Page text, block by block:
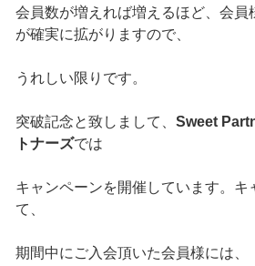
会員数が増えれば増えるほど、会員
が確実に拡がりますので、
うれしい限りです。
突破記念と致しまして、 Sweet
トナーズでは
キャンペーンを開催しています。キ
て、
期間中にご入会頂いた会員様には、